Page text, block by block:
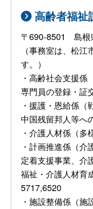
高齢者福祉
〒690-8501 島根
（事務室は、松
す。）
・高齢社会支援
専門員の登録・証
・援護・恩給係（
中国残留邦人等へ
・介護人材係（
・計画推進係（
定着支援事業、介
福祉・介護人材育
5717,6520
・施設整備係（施